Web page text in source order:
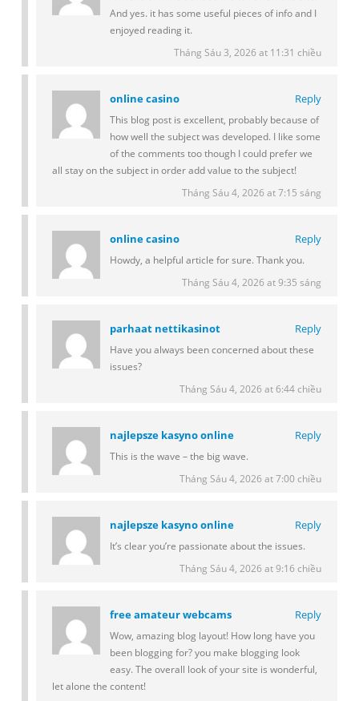
And yes. it has some useful pieces of info and I
enjoyed reading it.
Tháng Sáu 3, 2026 at 11:31 chiều
online casino Reply
This blog post is excellent, probably because of
how well the subject was developed. I like some
of the comments too though I could prefer we
all stay on the subject in order add value to the subject!
Tháng Sáu 4, 2026 at 7:15 sáng
online casino Reply
Howdy, a helpful article for sure. Thank you.
Tháng Sáu 4, 2026 at 9:35 sáng
parhaat nettikasinot Reply
Have you always been concerned about these
issues?
Tháng Sáu 4, 2026 at 6:44 chiều
najlepsze kasyno online Reply
This is the wave – the big wave.
Tháng Sáu 4, 2026 at 7:00 chiều
najlepsze kasyno online Reply
It’s clear you’re passionate about the issues.
Tháng Sáu 4, 2026 at 9:16 chiều
free amateur webcams Reply
Wow, amazing blog layout! How long have you
been blogging for? you make blogging look
easy. The overall look of your site is wonderful,
let alone the content!